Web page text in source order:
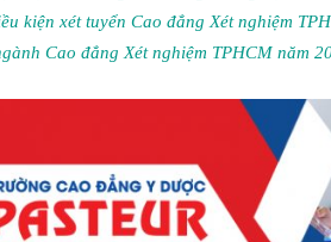
kiện xét tuyển Cao đẳng Xét nghiệm
Cao đẳng Xét nghiệm TPHCM năm